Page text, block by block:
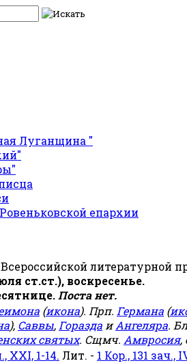
Луганщина "
епархии
литературной
ст.ст.), воскресенье.
Поста нет.
(икона). Прп. Германа (
), Саввы, Горазда иАнгеляра.
святых. Сщмч. Амвросия,
XXI, 1-14. Лит. - 1 Кор., 131 зач.,